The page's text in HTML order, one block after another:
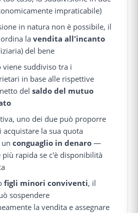
impraticabile)
in natura non è possibile, il
lavendita all'incanto
del bene
viene suddiviso tra i
in base alle rispettive
delsaldo del mutuo
uno dei due può proporre
acquistare la sua quota
unconguaglio in denaro —
più rapida se c'è disponibilità
figli minori conviventi, il
sospendere
la vendita e assegnare